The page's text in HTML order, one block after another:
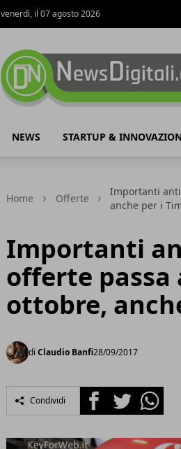
venerdì, il 07 agosto 2026
NEWS STARTUP &
Home Offerte
Importanti
anche per i
Importanti
offerte passa
ottobre,
di Claudio Banfi28/09/2017
Condividi FacebookTwitterWhatsapp